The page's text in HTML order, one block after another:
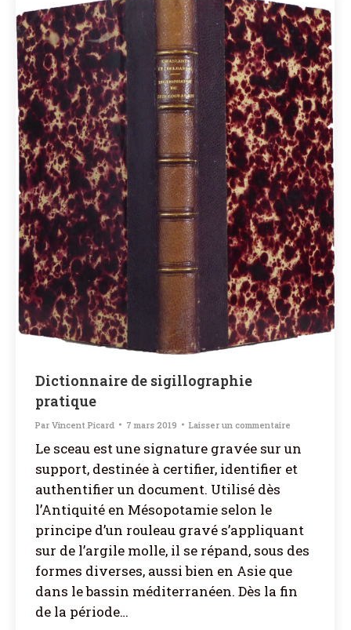
Dictionnaire de sigillographie
pratique
Par Vincent Picard 7 mars 2019 Laisser un commentaire
Le sceau est une signature gravée sur un
support, destinée à certifier, identifier et
authentifier un document. Utilisé dès
l’Antiquité en Mésopotamie selon le
principe d’un rouleau gravé s’appliquant
sur de l’argile molle, il se répand, sous des
formes diverses, aussi bien en Asie que
dans le bassin méditerranéen. Dès la fin
de la période…